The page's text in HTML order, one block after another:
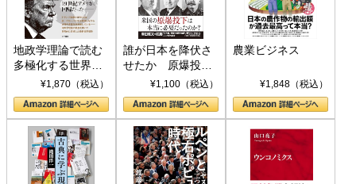
地政学理論で読む
多極化する世界：
トランプとBRICS
の挑戦
¥1,870（税込）
誰が日本を降伏さ
せたか 原爆投
下、ソ連参戦、そ
して聖断 (PHP新
書)
¥1,100（税込）
農業ビジネス
¥1,848（税込）